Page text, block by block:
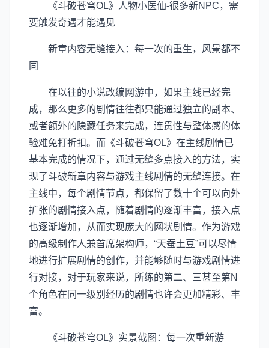
《斗破苍穹OL》人物小医仙-很多新NPC，需
要触发奇遇才能遇见
新章内容无缝接入：每一次的重生，风景都不
同
在以往的小说改编网游中，如果主线已经完
成，那么更多的剧情往往都只能通过独立的副本、
或者额外的隐藏任务来完成，连贯性与整体感的体
验难免打折扣。而《斗破苍穹OL》在主线剧情已
基本完成的情况下，通过无缝多点接入的方法，实
现了斗破新章内容与游戏主线剧情的无缝连接。在
主线中，每个剧情节点，都保留了数十个可以向外
扩张的剧情接入点，随着剧情的逐渐丰富，接入点
也逐渐增加，从而实现庞大的网状剧情。作为游戏
的高级制作人兼首席架构师，“天蚕土豆”可以尽情
地进行扩展剧情的创作，并能够随时与游戏剧情进
行对接，对于玩家来说，所练的第二、三甚至第N
个角色在同一级别经历的剧情也许会更加精彩、丰
富。
《斗破苍穹OL》实景截图：每一次重新游